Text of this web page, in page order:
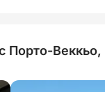
Порто-Веккьо,